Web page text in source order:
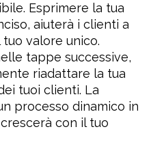
Esprimere la tua
aiuterà i clienti a
valore unico.
tappe successive,
riadattare la tua
tuoi clienti. La
processo dinamico in
con il tuo